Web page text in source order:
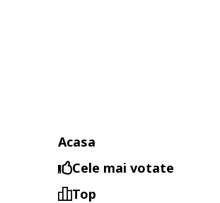
Acasa
Cele mai votate
Top